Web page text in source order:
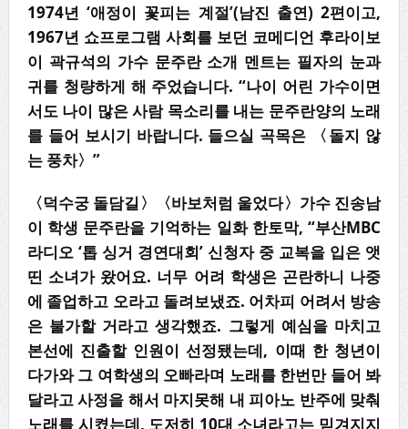
1974년 ‘애정이 꽃피는 계절’(남진 출연) 2편이고,
1967년 쇼프로그램 사회를 보던 코메디언 후라이보
이 곽규석의 가수 문주란 소개 멘트는 필자의 눈과
귀를 청량하게 해 주었습니다. “나이 어린 가수이면
서도 나이 많은 사람 목소리를 내는 문주란양의 노래
를 들어 보시기 바랍니다. 들으실 곡목은 〈돌지 않
는 풍차〉”
〈덕수궁 돌담길〉〈바보처럼 울었다〉가수 진송남
이 학생 문주란을 기억하는 일화 한토막, “부산MBC
라디오 ‘톱 싱거 경연대회’ 신청자 중 교복을 입은 앳
띤 소녀가 왔어요. 너무 어려 학생은 곤란하니 나중
에 졸업하고 오라고 돌려보냈죠. 어차피 어려서 방송
은 불가할 거라고 생각했죠. 그렇게 예심을 마치고
본선에 진출할 인원이 선정됐는데, 이때 한 청년이
다가와 그 여학생의 오빠라며 노래를 한번만 들어 봐
달라고 사정을 해서 마지못해 내 피아노 반주에 맞춰
노래를 시켰는데, 도저히 10대 소녀라고는 믿겨지지